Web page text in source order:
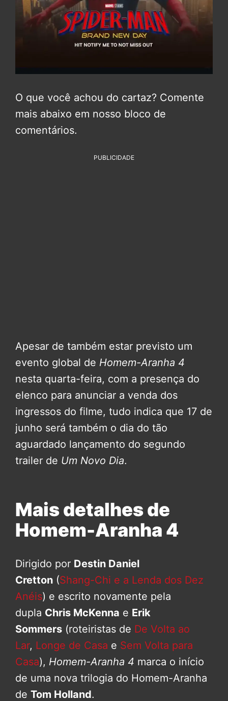
O que você achou do cartaz? Comente
mais abaixo em nosso bloco de
comentários.
PUBLICIDADE
Apesar de também estar previsto um
evento global de Homem-Aranha 4
nesta quarta-feira, com a presença do
elenco para anunciar a venda dos
ingressos do filme, tudo indica que 17 de
junho será também o dia do tão
aguardado lançamento do segundo
trailer de Um Novo Dia.
Mais detalhes de
Homem-Aranha 4
Dirigido por Destin Daniel
Cretton (Shang-Chi e a Lenda dos Dez
Anéis) e escrito novamente pela
dupla Chris McKenna e Erik
Sommers (roteiristas de De Volta ao
Lar, Longe de Casa e Sem Volta para
Casa), Homem-Aranha 4 marca o início
de uma nova trilogia do Homem-Aranha
de Tom Holland.